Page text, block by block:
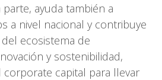
ayuda también a
a nivel nacional y contribuye
ecosistema de
y sostenibilidad,
capital para llevar